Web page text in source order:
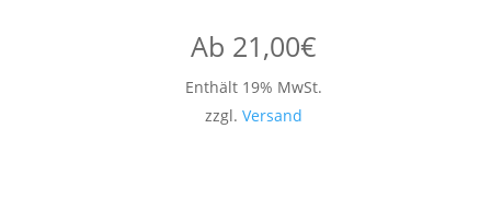
Ab 21,00€
Enthält 19% MwSt.
zzgl. Versand